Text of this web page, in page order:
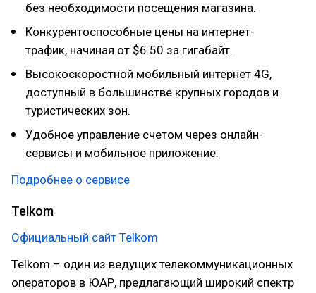
без необходимости посещения магазина.
Конкурентоспособные цены на интернет-
трафик, начиная от $6.50 за гигабайт.
Высокоскоростной мобильный интернет 4G,
доступный в большинстве крупных городов и
туристических зон.
Удобное управление счетом через онлайн-
сервисы и мобильное приложение.
Подробнее о сервисе
Telkom
Официальный сайт Telkom
Telkom – один из ведущих телекоммуникационных
операторов в ЮАР, предлагающий широкий спектр